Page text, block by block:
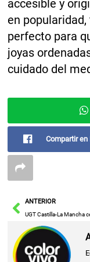
accesible y
en
perfecto para
joyas
cuidado del
Compartir
AntANTERIOR